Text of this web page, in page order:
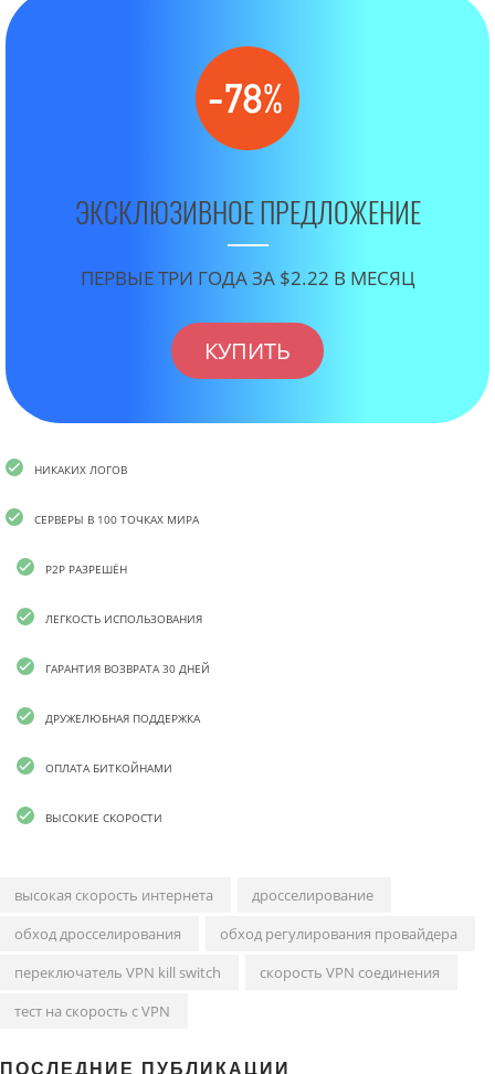
ЭКСКЛЮЗИВНОЕ ПРЕДЛОЖЕНИЕ
ПЕРВЫЕ ТРИ ГОДА ЗА $2.22 В МЕСЯЦ
КУПИТЬ
НИКАКИХ ЛОГОВ
СЕРВЕРЫ В 100 ТОЧКАХ МИРА
P2P РАЗРЕШЁН
ЛЕГКОСТЬ ИСПОЛЬЗОВАНИЯ
ГАРАНТИЯ ВОЗВРАТА 30 ДНЕЙ
ДРУЖЕЛЮБНАЯ ПОДДЕРЖКА
ОПЛАТА БИТКОЙНАМИ
ВЫСОКИЕ СКОРОСТИ
высокая скорость интернета
дросселирование
обход дросселирования
обход регулирования провайдера
переключатель VPN kill switch
скорость VPN соединения
тест на скорость с VPN
ПОСЛЕДНИЕ ПУБЛИКАЦИИ